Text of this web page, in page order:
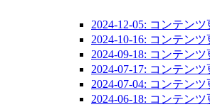
2024-12-05: コンテン
2024-10-16: コンテン
2024-09-18: コンテン
2024-07-17: コンテン
2024-07-04: コンテン
2024-06-18: コンテン